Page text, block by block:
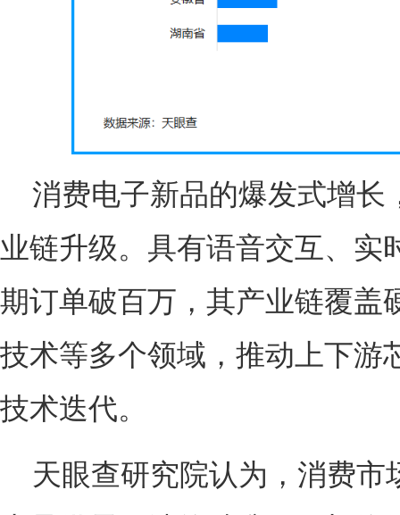
消费电子新品的爆发式增长
业链升级。具有语音交互、实
期订单破百万，其产业链覆盖
技术等多个领域，推动上下游
技术迭代。
天眼查研究院认为，消费